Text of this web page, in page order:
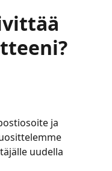
ja
uudella